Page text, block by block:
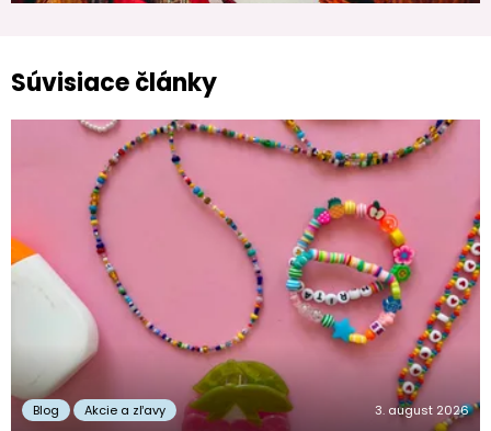
Súvisiace články
Blog Akcie a zľavy 3. august 2026